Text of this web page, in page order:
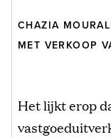
CHAZIA
MET VERKOOP
Het lijkt erop